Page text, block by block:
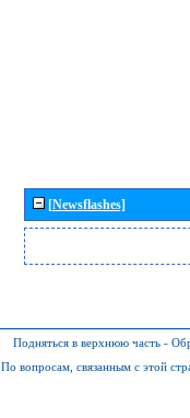
[Newsflashes]
Подняться в верхнюю часть -
По вопросам, связанным с этой